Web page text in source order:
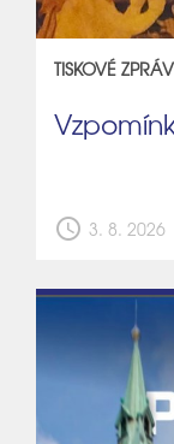
TISKOVÉ
schedule 3. 8. 2026